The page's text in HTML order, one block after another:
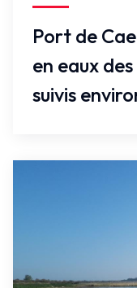
Port de
en eaux
suivis
Faux